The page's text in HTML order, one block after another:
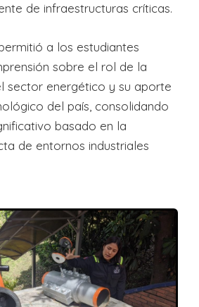
de infraestructuras críticas.
a los estudiantes
sobre el rol de la
sector energético y su aporte
del país, consolidando
basado en la
de entornos industriales